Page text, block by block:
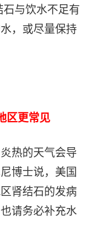
与饮水不足有
，或尽量保持
区更常见
热的天气会导
博士说，美国
肾结石的发病
请务必补充水